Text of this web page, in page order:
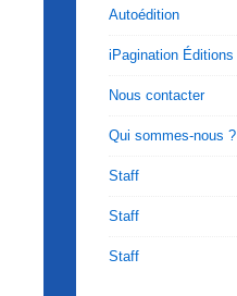
Autoédition
iPagination Éditions
Nous contacter
Qui sommes-nous ?
Staff
Staff
Staff